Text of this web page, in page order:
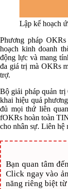
Lập kế hoạch
Phương pháp
hoạch kinh doanh
động lực và mang
đa giá trị mà OKRs
trợ.
Bộ giải pháp quản trị
khai hiệu quả
đủ mọi thứ liên
fOKRs hoàn toàn
cho nhân sự. Liên hệ
Bạn quan tâm
Click ngay vào
năng riêng biệt từ